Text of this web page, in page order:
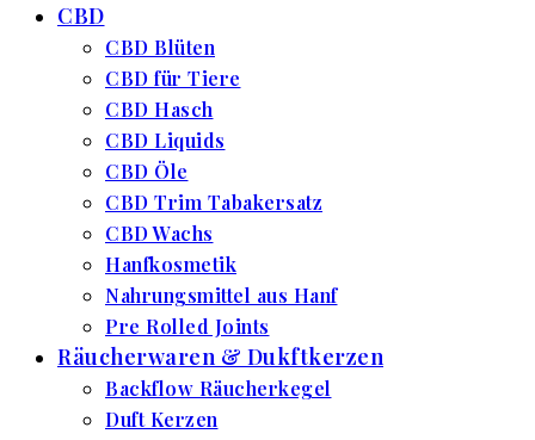
CBD
CBD Blüten
CBD für Tiere
CBD Hasch
CBD Liquids
CBD Öle
CBD Trim Tabakersatz
CBD Wachs
Hanfkosmetik
Nahrungsmittel aus Hanf
Pre Rolled Joints
Räucherwaren & Dukftkerzen
Backflow Räucherkegel
Duft Kerzen